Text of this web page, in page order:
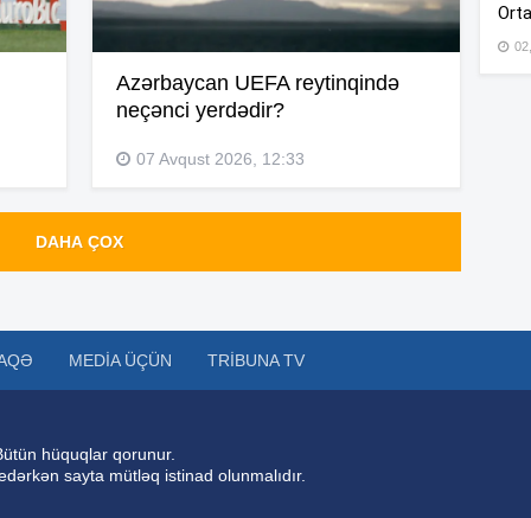
Azərbaycan UEFA reytinqində
neçənci yerdədir?
07 Avqust 2026, 12:33
DAHA ÇOX
MEDIA ÜÇÜN TRIBUNA TV
hüquqlar qorunur.
sayta mütləq istinad olunmalıdır.